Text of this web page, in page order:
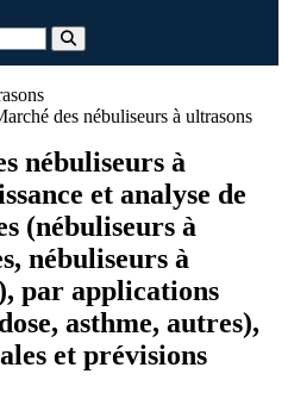
des nébuliseurs à ultrasons
nébuliseurs à
et analyse de
(nébuliseurs à
nébuliseurs à
par applications
asthme, autres),
et prévisions